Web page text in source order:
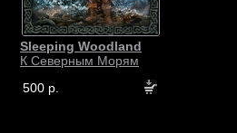
Sleeping Woodland
К Северным Морям
500 р.